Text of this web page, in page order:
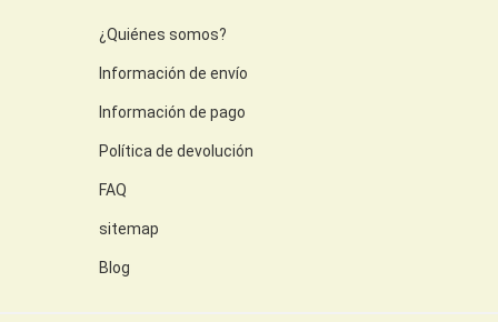
¿Quiénes somos?
Información de envío
Información de pago
Política de devolución
FAQ
sitemap
Blog